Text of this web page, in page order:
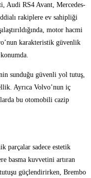
Audi RS4 Avant, Mercedes-
rakiplere ev sahipliği
motor hacmi
karakteristik güvenlik
sunduğu güvenli yol tutuş,
Ayrıca Volvo’nun iç
bu otomobili cazip
parçalar sadece estetik
basma kuvvetini artıran
güçlendirirken, Brembo